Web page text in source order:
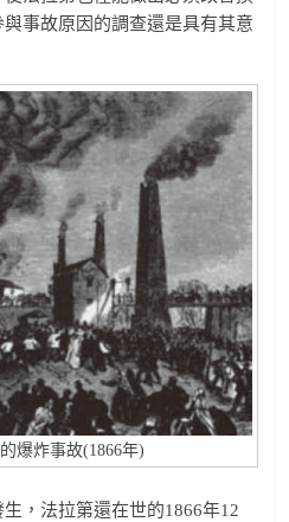
事故原因的調查還是具有其意
爆炸事故(1866年)
，法拉第還在世的1866年12